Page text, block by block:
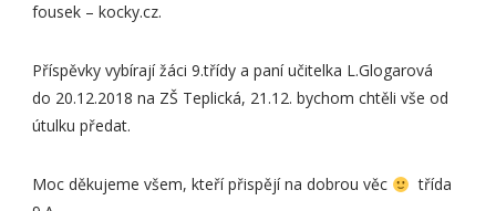
fousek – kocky.cz.
Příspěvky vybírají žáci 9.třídy a paní učitelka L.Glogarová
do 20.12.2018 na ZŠ Teplická, 21.12. bychom chtěli vše od
útulku předat.
Moc děkujeme všem, kteří přispějí na dobrou věc
třída